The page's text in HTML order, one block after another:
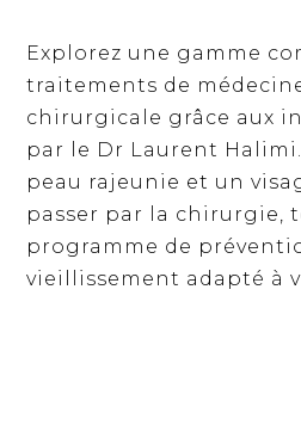
Explorez une gamme
traitements de
chirurgicale grâce aux
par le Dr Laurent
peau rajeunie et un
passer par la chirurgie,
programme de
vieillissement adapté à